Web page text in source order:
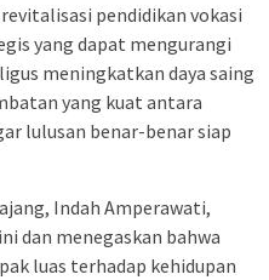
pendidikan vokasi
yang dapat mengurangi
meningkatkan daya saing
yang kuat antara
lulusan benar-benar siap
Indah Amperawati,
dan menegaskan bahwa
luas terhadap kehidupan